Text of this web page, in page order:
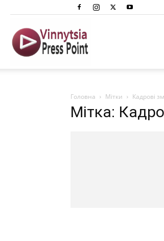
Преспоінт
Головна Мітки Кадрові
Мітка: